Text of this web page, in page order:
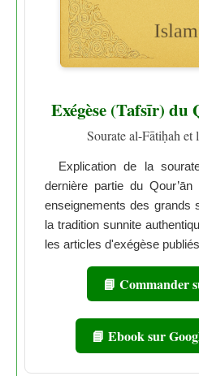
Exégèse (Tafsīr) du
Sourate al-Fātiḥah et
Explication de la
dernière partie du
enseignements des grands
la tradition sunnite
les articles d'exégèse
📘 Commander
📘 Ebook sur